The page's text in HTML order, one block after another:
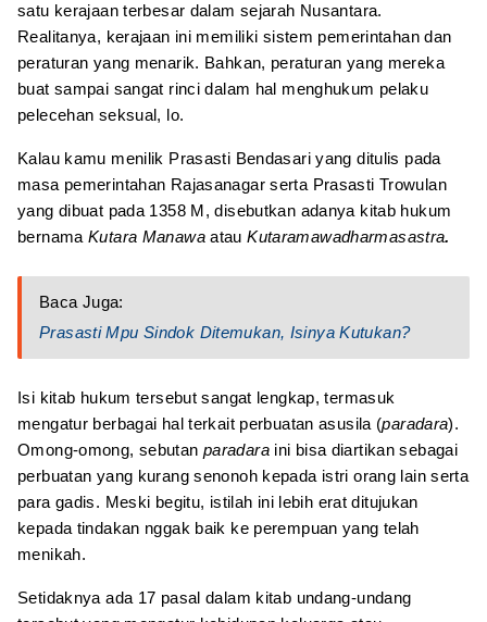
satu kerajaan terbesar dalam sejarah Nusantara.
Realitanya, kerajaan ini memiliki sistem pemerintahan dan
peraturan yang menarik. Bahkan, peraturan yang mereka
buat sampai sangat rinci dalam hal menghukum pelaku
pelecehan seksual, lo.
Kalau kamu menilik Prasasti Bendasari yang ditulis pada
masa pemerintahan Rajasanagar serta Prasasti Trowulan
yang dibuat pada 1358 M, disebutkan adanya kitab hukum
bernama Kutara ManawaatauKutaramawadharmasastra.
Baca Juga:
Prasasti Mpu Sindok Ditemukan, Isinya Kutukan?
Isi kitab hukum tersebut sangat lengkap, termasuk
mengatur berbagai hal terkait perbuatan asusila (paradara).
Omong-omong, sebutan paradaraini bisa diartikan sebagai
perbuatan yang kurang senonoh kepada istri orang lain serta
para gadis. Meski begitu, istilah ini lebih erat ditujukan
kepada tindakan nggak baik ke perempuan yang telah
menikah.
Setidaknya ada 17 pasal dalam kitab undang-undang